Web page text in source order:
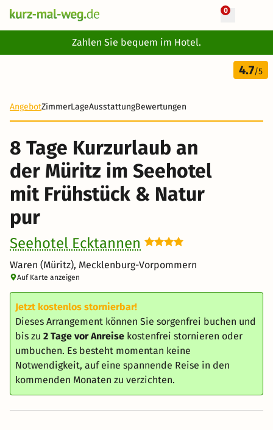
0
Zahlen Sie bequem im Hotel.
8 Tage
508 €
4.7/5
AngebotZimmerLageAusstattungBewertungen
8 Tage Kurzurlaub an
der Müritz im Seehotel
mit Frühstück & Natur
pur
Seehotel Ecktannen
Waren (Müritz), Mecklenburg-Vorpommern
Auf Karte anzeigen
Jetzt kostenlos stornierbar!
Dieses Arrangement können Sie sorgenfrei buchen und
bis zu 2 Tage vor Anreise kostenfrei stornieren oder
umbuchen. Es besteht momentan keine
Notwendigkeit, auf eine spannende Reise in den
kommenden Monaten zu verzichten.